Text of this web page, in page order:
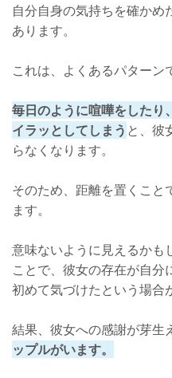
彼氏の気持ちを取り戻す言葉
自分自身の気持ちを確か
あります。
これは、よくあるパターン
毎日のように喧嘩をしたり
イラッとしてしまう と、彼
らなくなります。
そのため、距離を置くこと
ます。
意味ないように見えるかも
ことで、彼女の存在が自
初めて気づけたという場合
結果、彼女への感謝が芽生
ップルがいます。